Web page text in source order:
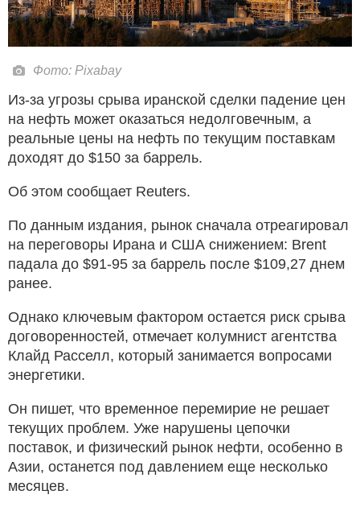
Фото: Pixabay
Из-за угрозы срыва иранской сделки падение цен
на нефть может оказаться недолговечным, а
реальные цены на нефть по текущим поставкам
доходят до $150 за баррель.
Об этом сообщает Reuters.
По данным издания, рынок сначала отреагировал
на переговоры Ирана и США снижением: Brent
падала до $91-95 за баррель после $109,27 днем
ранее.
Однако ключевым фактором остается риск срыва
договоренностей, отмечает колумнист агентства
Клайд Расселл, который занимается вопросами
энергетики.
Он пишет, что временное перемирие не решает
текущих проблем. Уже нарушены цепочки
поставок, и физический рынок нефти, особенно в
Азии, останется под давлением еще несколько
месяцев.